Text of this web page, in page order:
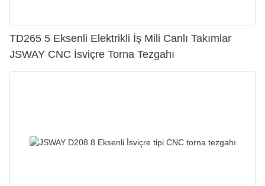
TD265 5 Eksenli Elektrikli İş Mili Canlı Takımlar
JSWAY CNC İsviçre Torna Tezgahı